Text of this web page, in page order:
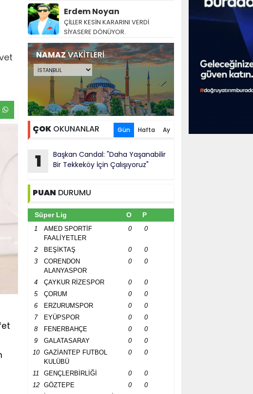
Erdem Noyan
ÇİLLER KESİN KARARINI VERDİ
SİYASERE DÖNÜYOR.
NAMAZVAKİTLERİ
ÇOK OKUNANLAR Gün Hafta Ay
1
Başkan Candal: "Daha Yaşanabilir
Bir Tekkeköy İçin Çalışıyoruz"
PUAN DURUMU
Süper Lig O P
1
AMED SPORTİF
FAALİYETLER
0 0
2 BEŞİKTAŞ 0
0
3
CORENDON
ALANYASPOR
0 0
4 ÇAYKUR RİZESPOR 0
0
5
ÇORUM 0
0
6
ERZURUMSPOR 0
0
7
EYÜPSPOR 0
0
8
FENERBAHÇE 0
0
9
GALATASARAY 0
0
10
GAZİANTEP FUTBOL
KULÜBÜ
0 0
11 GENÇLERBİRLİĞİ 0
0
12
GÖZTEPE 0
0